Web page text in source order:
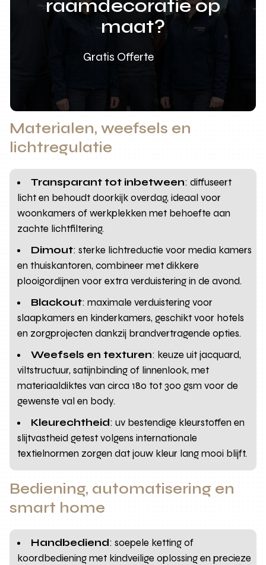
raamdecoratie op
maat?
Gratis Offerte
Materialen, weefsels en
lichtregulatie
Transparant tot inbetween: diffuseert
licht en behoudt doorkijk overdag, ideaal voor
woonkamers of werkplekken met behoefte aan
zachte lichtfiltering.
Dimout: sterke lichtreductie voor media kamers
en thuiskantoren, combineer met dikkere
plooigordijnen voor extra verduistering in de avond.
Blackout: maximale verduistering voor
slaapkamers en kinderkamers, geschikt voor hotels
en zorgprojecten dankzij brandvertragende opties.
Weefsels en texturen: keuze uit jacquard,
viltstructuur, satijnbinding of linnenlook, met
materiaaldiktes van circa 180 tot 300 gsm voor de
gewenste val en body.
Kleurechtheid: uv bestendige kleurstoffen en
slijtvastheid getest volgens internationale
textielnormen zorgen dat jouw kleur lang mooi blijft.
Bediening, automatisering en
smart home
Handbediend: soepele ketting of
koordbediening met kindveilige oplossing en precieze